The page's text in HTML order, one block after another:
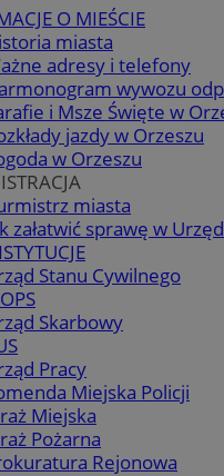
O MIEŚCIE
miasta
adresy i telefony
wywozu
i Msze Święte w
jazdy w Orzeszu
w Orzeszu
miasta
załatwić sprawę w
Stanu Cywilnego
Skarbowy
Pracy
Miejska Policji
Miejska
Pożarna
Rejonowa